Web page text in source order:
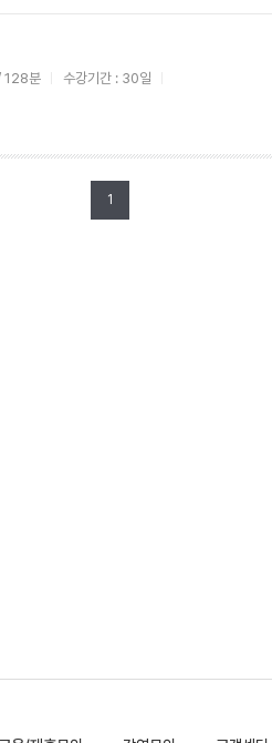
128분 수강기간 : 30일
1